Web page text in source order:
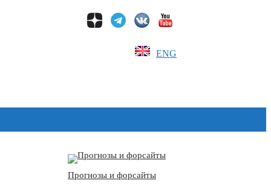
ENG
Прогнозы и форсайты